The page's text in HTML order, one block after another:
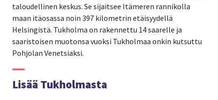
taloudellinen keskus. Se sijaitsee Itämeren rannikolla
maan itäosassa noin 397 kilometrin etäisyydellä
Helsingistä. Tukholma on rakennettu 14 saarelle ja
saaristoisen muotonsa vuoksi Tukholmaa onkin kutsuttu
Pohjolan Venetsiaksi.
Lisää Tukholmasta